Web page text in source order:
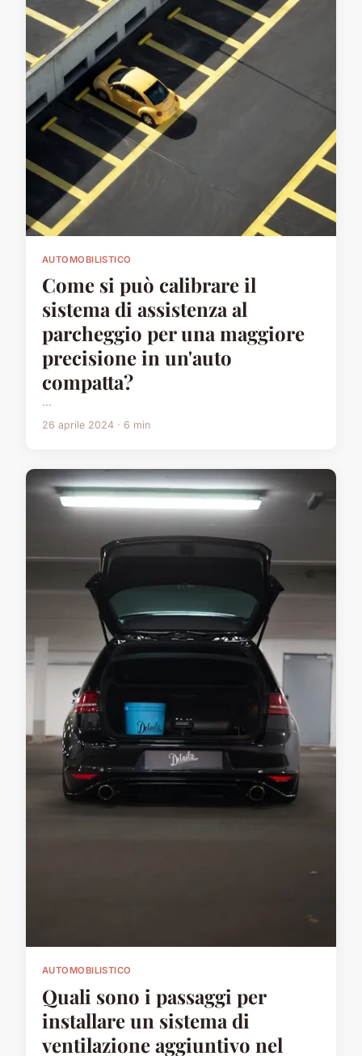
AUTOMOBILISTICO
Come si può calibrare il
sistema di assistenza al
parcheggio per una maggiore
precisione in un'auto
compatta?
...
26 aprile 2024 · 6 min
AUTOMOBILISTICO
Quali sono i passaggi per
installare un sistema di
ventilazione aggiuntivo nel